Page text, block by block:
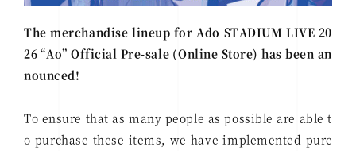
The merchandise lineup for Ado STADIUM LIVE 20
26 “Ao” Official Pre-sale (Online Store) has been an
nounced!
To ensure that as many people as possible are able t
o purchase these items, we have implemented purc